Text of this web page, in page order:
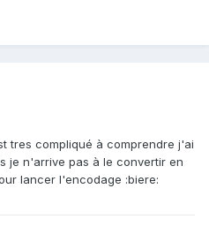
tres compliqué à comprendre j'ai
je n'arrive pas à le convertir en
lancer l'encodage :biere: